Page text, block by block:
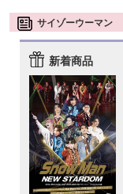
サイゾーウーマン
新着商品